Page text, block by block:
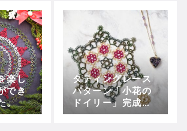
楽し
でき
。
タティングレース
パターン「小花の
ドイリー」完成し
ました